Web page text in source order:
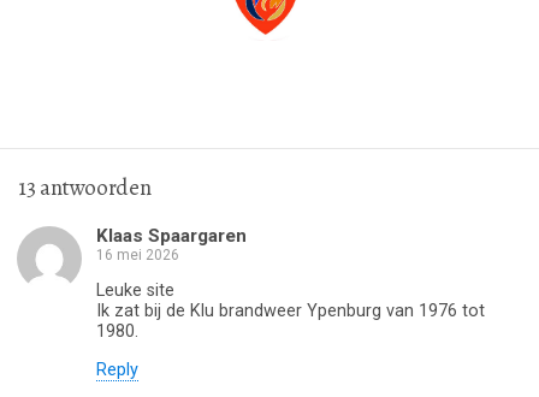
13 antwoorden
Klaas Spaargaren
16 mei 2026
Leuke site
Ik zat bij de Klu brandweer Ypenburg van 1976 tot
1980.
Reply